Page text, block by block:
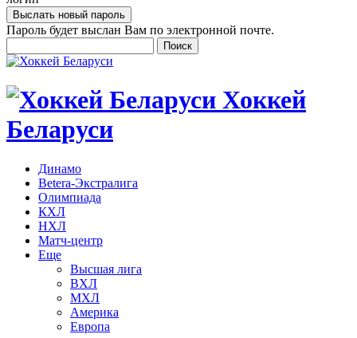
Пароль будет выслан Вам по электронной почте.
Хоккей
Беларуси
Динамо
Betera-Экстралига
Олимпиада
КХЛ
НХЛ
Матч-центр
Еще
Высшая лига
ВХЛ
МХЛ
Америка
Европа